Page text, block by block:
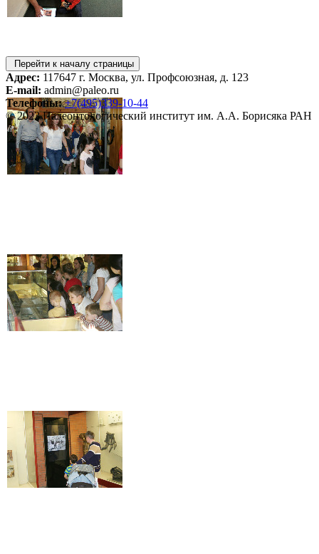
Перейти к началу страницы
Адрес: 117647 г. Москва, ул. Профсоюзная, д. 123
E-mail: admin@paleo.ru
Телефоны: +7(495)339-10-44
© 2023 Палеонтологический институт им. А.А. Борисяка РАН